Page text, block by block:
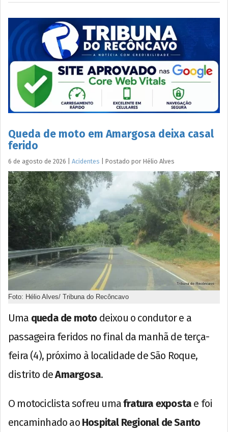
Queda de moto em Amargosa deixa casal
ferido
6 de agosto de 2026 Acidentes Postado por Hélio Alves
Foto: Hélio Alves/ Tribuna do Recôncavo
Uma queda de motodeixou o condutor e a
passageira feridos no final da manhã de terça-
feira (4), próximo à localidade de São Roque,
distrito deAmargosa.
O motociclista sofreu umafratura exposta e foi
encaminhado ao Hospital Regional de Santo